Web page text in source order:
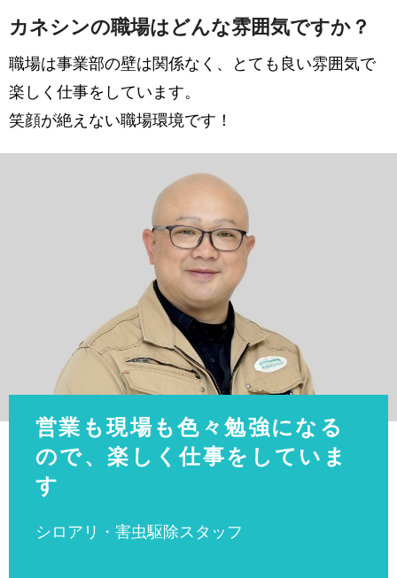
カネシンの職場はどんな雰囲気ですか？
職場は事業部の壁は関係なく、とても良い雰囲気で
楽しく仕事をしています。
笑顔が絶えない職場環境です！
営業も現場も色々勉強になる
ので、楽しく仕事をしていま
す
シロアリ・害虫駆除スタッフ